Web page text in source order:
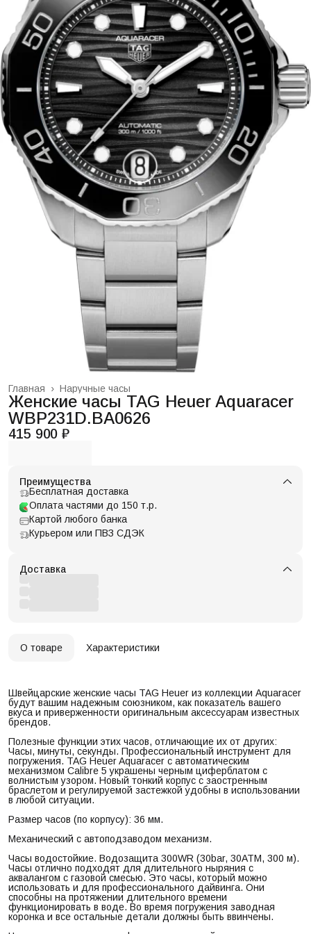
Наручные часы
Главная ›
Женские часы TAG Heuer Aquaracer
WBP231D.BA0626
415 900 ₽
Преимущества
Бесплатная доставка
Оплата частями до 150 т.р.
Картой любого банка
Курьером или ПВЗ СДЭК
Доставка
О товаре Характеристики
Швейцарские женские часы TAG Heuer из коллекции Aquaracer
будут вашим надежным союзником, как показатель вашего
вкуса и приверженности оригинальным аксессуарам известных
брендов.
Полезные функции этих часов, отличающие их от других:
Часы, минуты, секунды. Профессиональный инструмент для
погружения. TAG Heuer Aquaracer с автоматическим
механизмом Calibre 5 украшены черным циферблатом с
волнистым узором. Новый тонкий корпус с заостренным
браслетом и регулируемой застежкой удобны в использовании
в любой ситуации.
Размер часов (по корпусу): 36 мм.
Механический с автоподзаводом механизм.
Часы водостойкие. Водозащита 300WR (30bar, 30ATM, 300 м).
Часы отлично подходят для длительного ныряния с
аквалангом с газовой смесью. Это часы, который можно
использовать и для профессионального дайвинга. Они
способны на протяжении длительного времени
функционировать в воде. Во время погружения заводная
коронка и все остальные детали должны быть ввинчены.